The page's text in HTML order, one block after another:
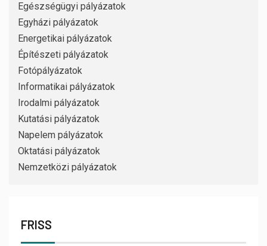
Egészségügyi pályázatok
Egyházi pályázatok
Energetikai pályázatok
Építészeti pályázatok
Fotópályázatok
Informatikai pályázatok
Irodalmi pályázatok
Kutatási pályázatok
Napelem pályázatok
Oktatási pályázatok
Nemzetközi pályázatok
FRISS